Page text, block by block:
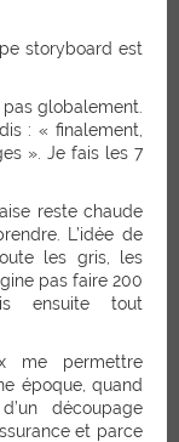
storyboard est
globalement.
: « finalement,
». Je fais les 7
reste chaude
L’idée de
les gris, les
pas faire 200
ensuite tout
me permettre
époque, quand
découpage
et parce